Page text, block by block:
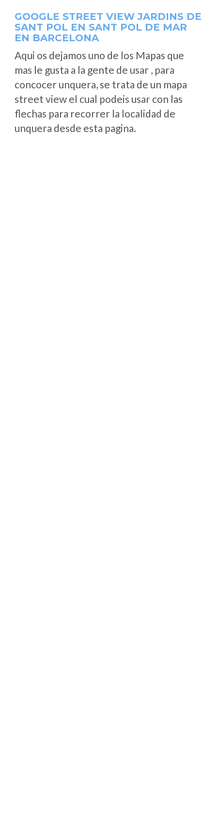
GOOGLE STREET VIEW JARDINS DE
SANT POL EN SANT POL DE MAR
EN BARCELONA
Aqui os dejamos uno de los Mapas que
mas le gusta a la gente de usar , para
concocer unquera, se trata de un mapa
street view el cual podeis usar con las
flechas para recorrer la localidad de
unquera desde esta pagina.